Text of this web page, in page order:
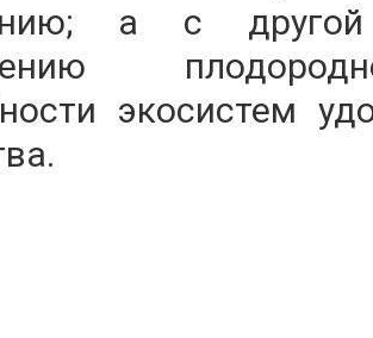
а с другой
экосистем